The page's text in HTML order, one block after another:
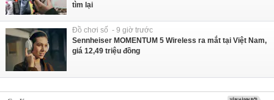
tìm lại
Đồ chơi số - 9 giờ trước
Sennheiser MOMENTUM 5 Wireless ra mắt tại Việt Nam,
giá 12,49 triệu đồng